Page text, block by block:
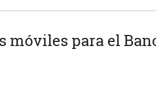
móviles para el